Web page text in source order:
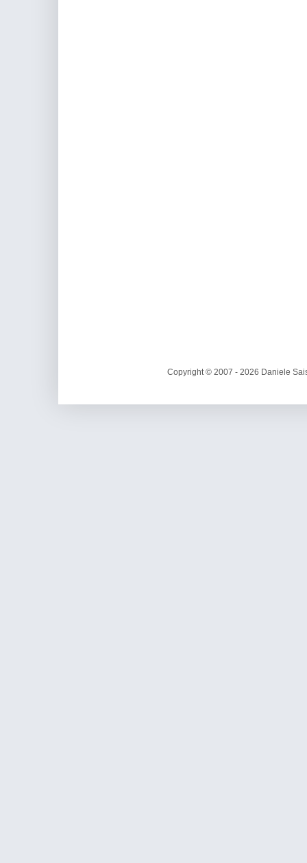
Copyright © 2007 - 2026 Daniele